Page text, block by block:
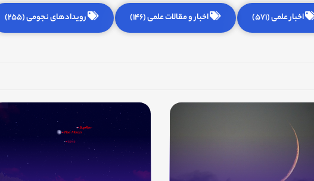
اخبار علمی (571) اخبار و مقالات علمی (146) رویدادهای نجومی (255)